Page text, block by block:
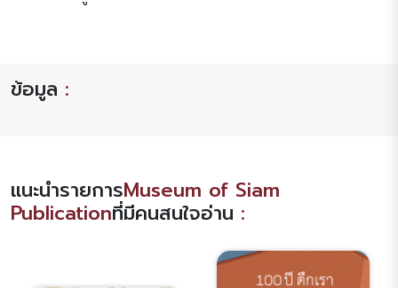
ข้อมูล :
แนะนำรายการMuseum of Siam
Publicationที่มีคนสนใจอ่าน :